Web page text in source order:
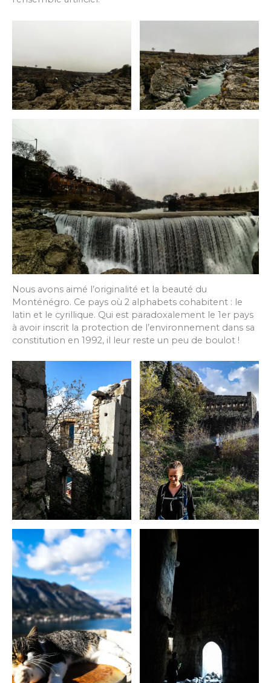
Nous avons aimé l’originalité et la beauté du
Monténégro. Ce pays où 2 alphabets cohabitent : le
latin et le cyrillique. Qui est paradoxalement le 1er pays
à avoir inscrit la protection de l’environnement dans sa
constitution en 1992, il leur reste un peu de boulot !